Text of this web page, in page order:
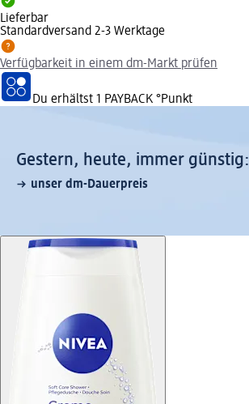
Lieferbar
Standardversand 2-3 Werktage
Verfügbarkeit in einem dm-Markt prüfen
Du erhältst 1 PAYBACK °Punkt
Gestern, heute, immer günstig:
unser dm-Dauerpreis